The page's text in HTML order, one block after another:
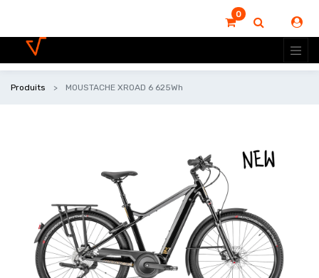
0
Produits MOUSTACHE XROAD 6 625Wh